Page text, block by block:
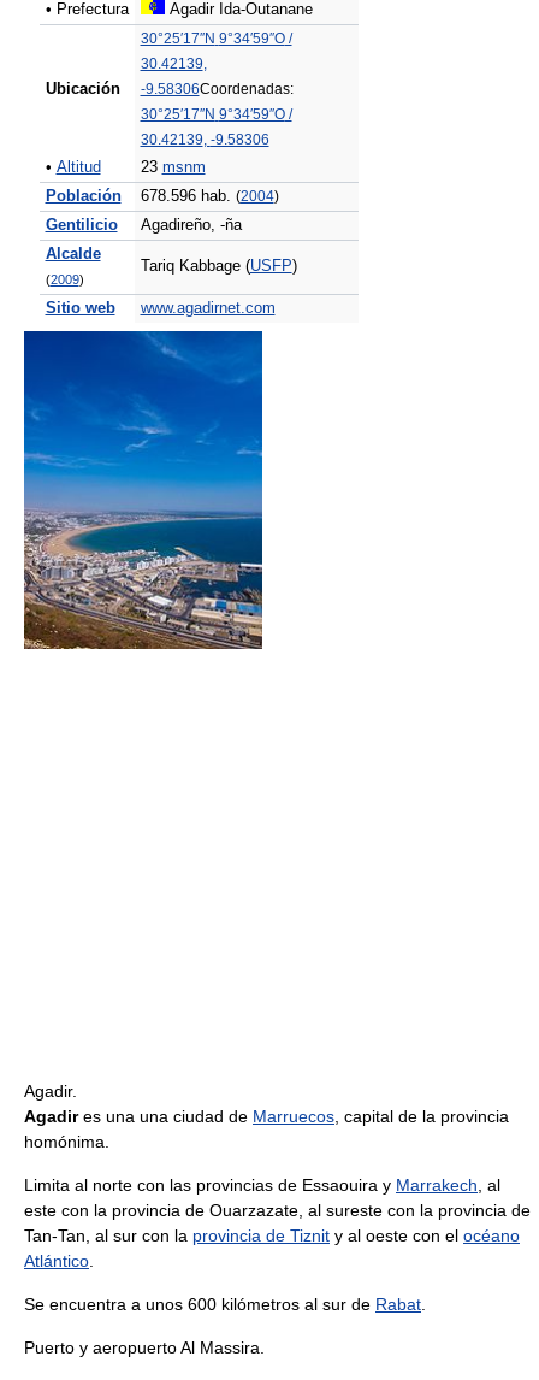
• Prefectura
Agadir Ida-Outanane
Ubicación
30°25′17″N 9°34′59″O/
30.42139,
-9.58306Coordenadas:
30°25′17″N 9°34′59″O/
30.42139, -9.58306
• Altitud 23 msnm
Población
678.596 hab. (2004)
Gentilicio
Agadireño, -ña
Alcalde
(2009)
Tariq Kabbage (USFP)
Sitio web www.agadirnet.com
Agadir.
Agadires una una ciudad de Marruecos, capital de la provincia
homónima.
Limita al norte con las provincias de Essaouira y Marrakech, al
este con la provincia de Ouarzazate, al sureste con la provincia de
Tan-Tan, al sur con la provincia de Tiznit y al oeste con el océano
Atlántico.
Se encuentra a unos 600 kilómetros al sur de Rabat.
Puerto y aeropuerto Al Massira.